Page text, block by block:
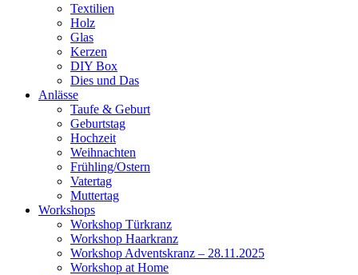
Textilien
Holz
Glas
Kerzen
DIY Box
Dies und Das
Anlässe
Taufe & Geburt
Geburtstag
Hochzeit
Weihnachten
Frühling/Ostern
Vatertag
Muttertag
Workshops
Workshop Türkranz
Workshop Haarkranz
Workshop Adventskranz – 28.11.2025
Workshop at Home